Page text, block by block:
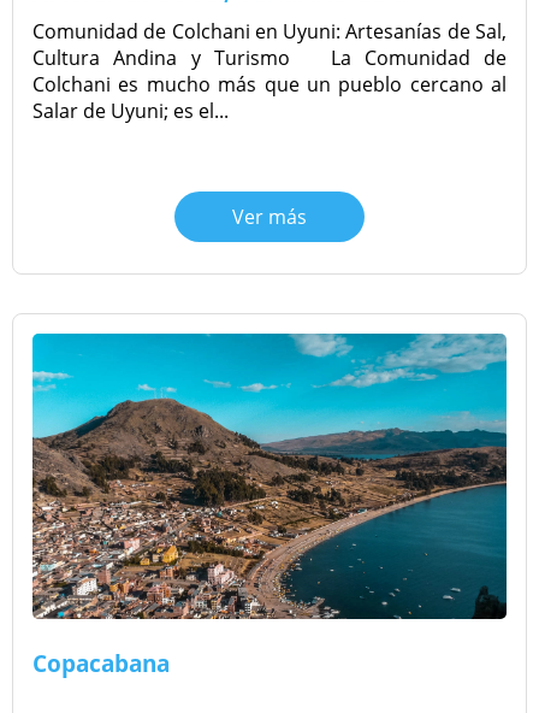
Vuelo | 2D/1N
Tour Salar de Uyuni 1 día
Tour Salar de Uyuni desde Sucre en
Vuelo
Tour Salar de Uyuni desde
CONTACTANOS
Comunidad de Colchani en Uyuni: Artesanías de Sal,
Cultura Andina y Turismo La Comunidad de
Colchani es mucho más que un pueblo cercano al
Salar de Uyuni; es el...
Ver más
Copacabana